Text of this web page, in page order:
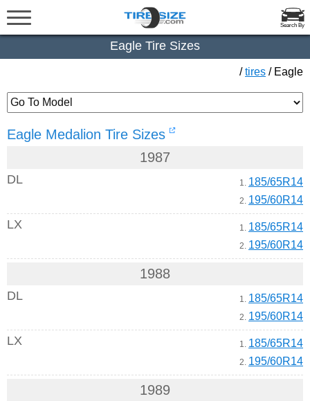
Search By
Eagle Tire Sizes
/tires / Eagle
Eagle Medalion Tire Sizes
1987
DL 1. 185/65R14
2. 195/60R14
LX 1. 185/65R14
2. 195/60R14
1988
DL 1. 185/65R14
2. 195/60R14
LX 1. 185/65R14
2. 195/60R14
1989